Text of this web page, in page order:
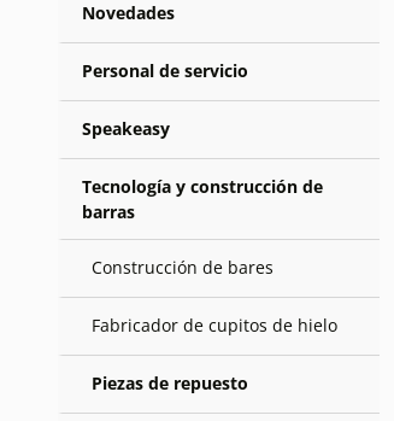
Novedades
Personal de servicio
Speakeasy
Tecnología y construcción de
barras
Construcción de bares
Fabricador de cupitos de hielo
Piezas de repuesto